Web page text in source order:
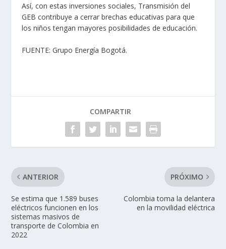
Así, con estas inversiones sociales, Transmisión del
GEB contribuye a cerrar brechas educativas para que
los niños tengan mayores posibilidades de educación.
FUENTE: Grupo Energía Bogotá.
COMPARTIR
ANTERIOR
Se estima que 1.589 buses
eléctricos funcionen en los
sistemas masivos de
transporte de Colombia en
2022
PRÓXIMO
Colombia toma la delantera
en la movilidad eléctrica